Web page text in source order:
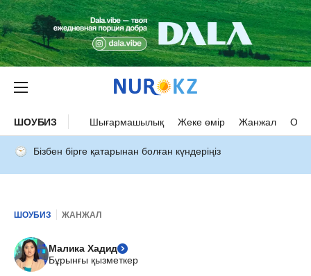
ШОУБИЗ Шығармашылық Жеке өмір Жанжал
Бізбен бірге қатарынан болған күндеріңіз
ШОУБИЗ ЖАНЖАЛ
Малика Хадид
Бұрынғы қызметкер